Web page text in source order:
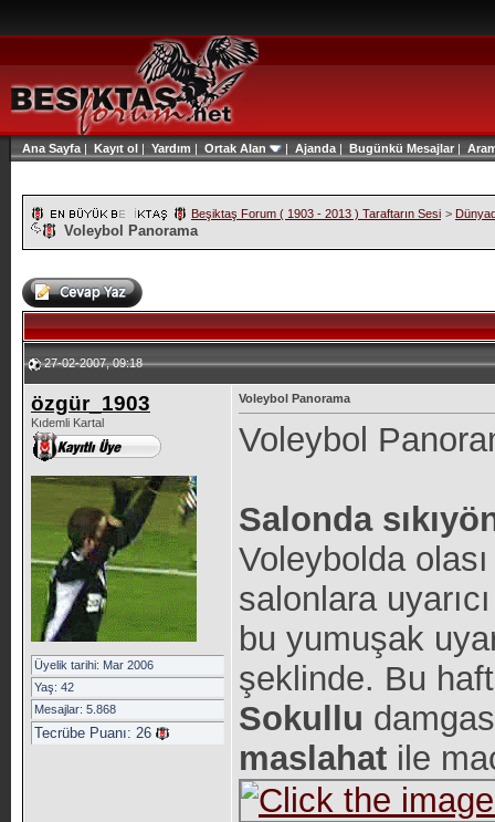
Ana Sayfa | Kayıt ol | Yardım | Ortak Alan | Ajanda | Bugünkü Mesajlar|
Beşiktaş Forum ( 1903 - 2013 ) Taraftarın Sesi >
Voleybol Panorama
27-02-2007, 09:18
özgür_1903
Kıdemli Kartal
Üyelik tarihi: Mar 2006
Yaş: 42
Mesajlar: 5.868
Tecrübe Puanı: 26
Voleybol Panorama
Voleybol
Salonda
Voleybolda
salonlara
bu yumuşak
şeklinde. Bu
Sokullu
maslahat ile